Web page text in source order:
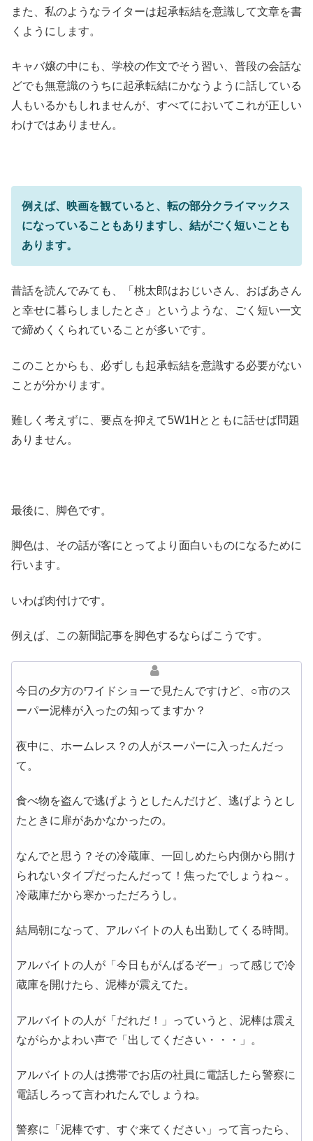
また、私のようなライターは起承転結を意識して文章を書
くようにします。
キャバ嬢の中にも、学校の作文でそう習い、普段の会話な
どでも無意識のうちに起承転結にかなうように話している
人もいるかもしれませんが、すべてにおいてこれが正しい
わけではありません。
例えば、映画を観ていると、転の部分クライマックス
になっていることもありますし、結がごく短いことも
あります。
昔話を読んでみても、「桃太郎はおじいさん、おばあさん
と幸せに暮らしましたとさ」というような、ごく短い一文
で締めくくられていることが多いです。
このことからも、必ずしも起承転結を意識する必要がない
ことが分かります。
難しく考えずに、要点を抑えて5W1Hとともに話せば問題
ありません。
最後に、脚色です。
脚色は、その話が客にとってより面白いものになるために
行います。
いわば肉付けです。
例えば、この新聞記事を脚色するならばこうです。
今日の夕方のワイドショーで見たんですけど、○市のス
ーパー泥棒が入ったの知ってますか？
夜中に、ホームレス？の人がスーパーに入ったんだっ
て。
食べ物を盗んで逃げようとしたんだけど、逃げようとし
たときに扉があかなかったの。
なんでと思う？その冷蔵庫、一回しめたら内側から開け
られないタイプだったんだって！焦ったでしょうね～。
冷蔵庫だから寒かっただろうし。
結局朝になって、アルバイトの人も出勤してくる時間。
アルバイトの人が「今日もがんばるぞー」って感じで冷
蔵庫を開けたら、泥棒が震えてた。
アルバイトの人が「だれだ！」っていうと、泥棒は震え
ながらかよわい声で「出してください・・・」。
アルバイトの人は携帯でお店の社員に電話したら警察に
電話しろって言われたんでしょうね。
警察に「泥棒です、すぐ来てください」って言ったら、